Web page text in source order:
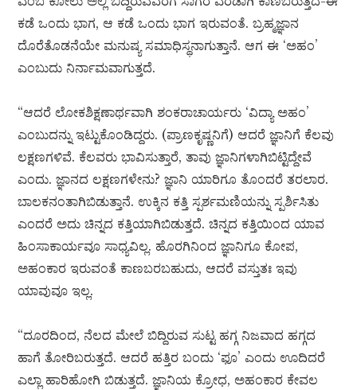
ಕಡೆ ಒಂದು ಭಾಗ, ಆ ಕಡೆ ಒಂದು ಭಾಗ ಇರುವಂತೆ. ಬ್ರಹ್ಮಜ್ಞಾನ
ದೊರೆತೊಡನೆಯೇ ಮನುಷ್ಯ ಸಮಾಧಿಸ್ಥನಾಗುತ್ತಾನೆ. ಆಗ ಈ ‘ಅಹಂ’
ಎಂಬುದು ನಿರ್ನಾಮವಾಗುತ್ತದೆ.
“ಆದರೆ ಲೋಕಶಿಕ್ಷಣಾರ್ಥವಾಗಿ ಶಂಕರಾಚಾರ್ಯರು ‘ವಿದ್ಯಾ ಅಹಂ’
ಎಂಬುದನ್ನು ಇಟ್ಟುಕೊಂಡಿದ್ದರು. (ಪ್ರಾಣಕೃಷ್ಣನಿಗೆ) ಆದರೆ ಜ್ಞಾನಿಗೆ ಕೆಲವು
ಲಕ್ಷಣಗಳಿವೆ. ಕೆಲವರು ಭಾವಿಸುತ್ತಾರೆ, ತಾವು ಜ್ಞಾನಿಗಳಾಗಿಬಿಟ್ಟಿದ್ದೇವೆ
ಎಂದು. ಜ್ಞಾನದ ಲಕ್ಷಣಗಳೇನು? ಜ್ಞಾನಿ ಯಾರಿಗೂ ತೊಂದರೆ ತರಲಾರ.
ಬಾಲಕನಂತಾಗಿಬಿಡುತ್ತಾನೆ. ಉಕ್ಕಿನ ಕತ್ತಿ ಸ್ಪರ್ಶಮಣಿಯನ್ನು ಸ್ಪರ್ಶಿಸಿತು
ಎಂದರೆ ಅದು ಚಿನ್ನದ ಕತ್ತಿಯಾಗಿಬಿಡುತ್ತದೆ. ಚಿನ್ನದ ಕತ್ತಿಯಿಂದ ಯಾವ
ಹಿಂಸಾಕಾರ್ಯವೂ ಸಾಧ್ಯವಿಲ್ಲ. ಹೊರಗಿನಿಂದ ಜ್ಞಾನಿಗೂ ಕೋಪ,
ಅಹಂಕಾರ ಇರುವಂತೆ ಕಾಣಬರಬಹುದು, ಆದರೆ ವಸ್ತುತಃ ಇವು
ಯಾವುವೂ ಇಲ್ಲ.
“ದೂರದಿಂದ, ನೆಲದ ಮೇಲೆ ಬಿದ್ದಿರುವ ಸುಟ್ಟ ಹಗ್ಗ ನಿಜವಾದ ಹಗ್ಗದ
ಹಾಗೆ ತೋರಿಬರುತ್ತದೆ. ಆದರೆ ಹತ್ತಿರ ಬಂದು ‘ಫೂ’ ಎಂದು ಊದಿದರೆ
ಎಲ್ಲಾ ಹಾರಿಹೋಗಿ ಬಿಡುತ್ತದೆ. ಜ್ಞಾನಿಯ ಕ್ರೋಧ, ಅಹಂಕಾರ ಕೇವಲ